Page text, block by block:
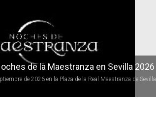
de la Maestranza en Sevilla 2026
de 2026 en la Plaza de la Real Maestranza de Sevilla